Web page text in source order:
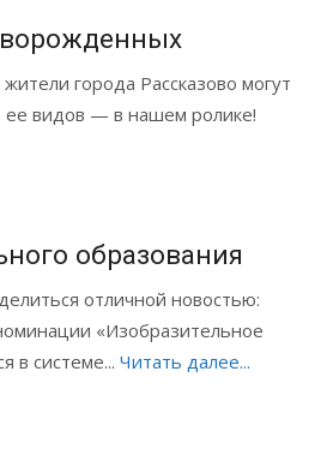
города Рассказово могут
ее видов — в нашем ролике!
образования
отличной новостью:
«Изобразительное
в системе... Читать далее...